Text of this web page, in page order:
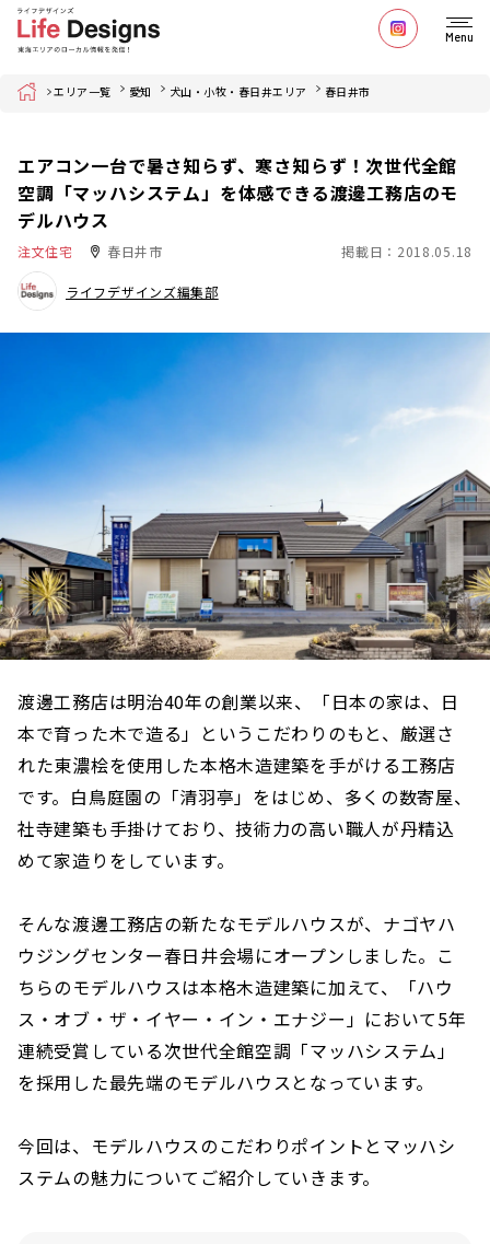
Menu
Home エリア一覧 愛知 犬山・小牧・春日井エリア 春日井市
エアコン一台で暑さ知らず、寒さ知らず！次世代全館
空調「マッハシステム」を体感できる渡邊工務店のモ
デルハウス
注文住宅 春日井市 掲載日：2018.05.18
ライフデザインズ編集部
渡邊工務店は明治40年の創業以来、「日本の家は、日
本で育った木で造る」というこだわりのもと、厳選さ
れた東濃桧を使用した本格木造建築を手がける工務店
です。白鳥庭園の「清羽亭」をはじめ、多くの数寄屋、
社寺建築も手掛けており、技術力の高い職人が丹精込
めて家造りをしています。
そんな渡邊工務店の新たなモデルハウスが、ナゴヤハ
ウジングセンター春日井会場にオープンしました。こ
ちらのモデルハウスは本格木造建築に加えて、「ハウ
ス・オブ・ザ・イヤー・イン・エナジー」において5年
連続受賞している次世代全館空調「マッハシステム」
を採用した最先端のモデルハウスとなっています。
今回は、モデルハウスのこだわりポイントとマッハシ
ステムの魅力についてご紹介していきます。